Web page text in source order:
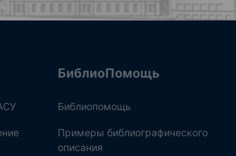
БиблиоПомощь
Библиопомощь
Примеры библиографического
описания